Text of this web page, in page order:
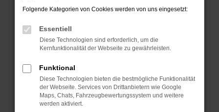
Überprüfe deine Firewall und deine
Laden andere Webseiten, zum Beispiel deine
Suchmaschine?
Prüfe deine Browsererweiterungen.
Manche Erweiterungen, wie Werbeblocker,
können das Laden bestimmter Seiten
verhindern. Funktioniert die Seite in einem
anderen Browser oder in einem privaten
Fenster?
Folgende Kategorien von Cookies werden von uns eingesetzt:
Essentiell
Diese Technologien sind erforderlich, um die
Kernfunktionalität der Webseite zu gewährleisten.
Funktional
Diese Technologien bieten die bestmögliche Funktionalität
der Webseite. Services von Drittanbietern wie Google
Maps, Chats, Fahrzeugbewertungssystem und weitere
werden aktiviert.